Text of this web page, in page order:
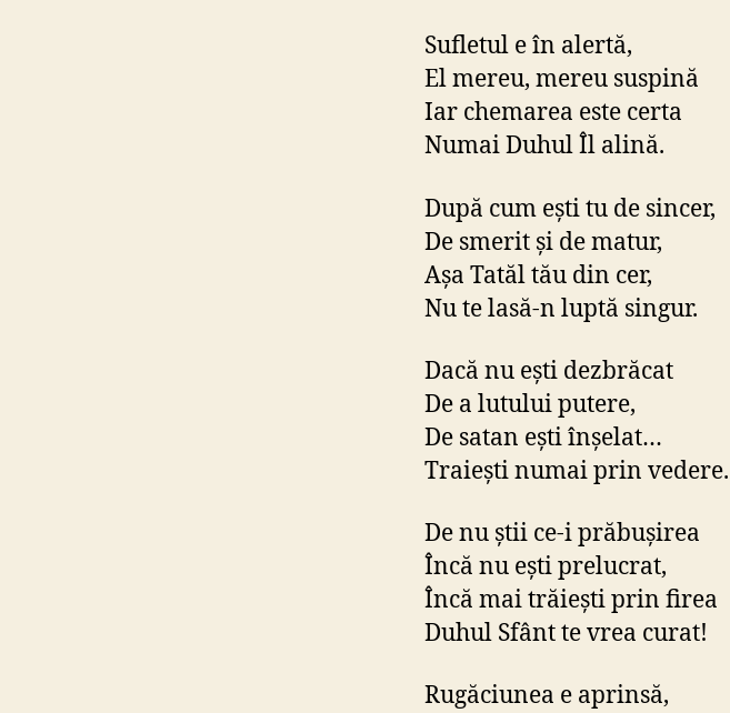
Sufletul e în alertă,
El mereu, mereu suspină
Iar chemarea este certa
Numai Duhul Îl alină.
După cum eşti tu de sincer,
De smerit şi de matur,
Aşa Tatăl tău din cer,
Nu te lasă-n luptă singur.
Dacă nu eşti dezbrăcat
De a lutului putere,
De satan eşti înşelat…
Traieşti numai prin vedere.
De nu ştii ce-i prăbuşirea
Încă nu eşti prelucrat,
Încă mai trăieşti prin firea
Duhul Sfânt te vrea curat!
Rugăciunea e aprinsă,